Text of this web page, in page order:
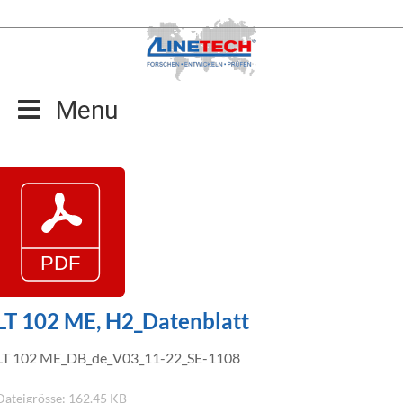
Inhalt
Menu
102 ME, H2_Datenblatt
102 ME_DB_de_V03_11-22_SE-1108
162.45 KB